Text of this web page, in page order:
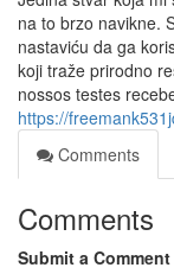
na to brzo navikne.
nastaviću da ga
koji traže prirodno
nossos testes
https://
Comments
Comments
Submit a Comment